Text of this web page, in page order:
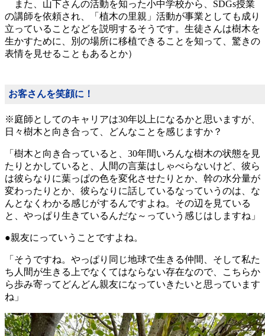
また、山下さんの活動を知った小中学校から、SDGs授業
の講師を依頼され、「植木の里親」活動が事業としても成り
立っていることなどを説明するそうです。生徒さんは樹木を
生かすために、別の場所に移植できることを知って、驚きの
表情を見せることもあるとか）
お客さんを笑顔に！
※庭師としてのキャリアは30年以上になるかと思いますが、
日々樹木と向き合って、どんなことを感じますか？
「樹木と向き合っていると、30年間いろんな樹木の状態を見
たりとかしていると、人間の言葉はしゃべらないけど、彼ら
は彼らなりに葉っぱの色を変化させたりとか、幹の水分量が
変わったりとか、彼らなりに話しているなっていうのは、な
んとなくわかる感じがするんですよね。その辺を見ている
と、やっぱり生きているんだな～っていう感じはしますね」
●親友にっていうことですよね。
「そうですね。やっぱり同じ地球で生きる仲間、そして私た
ち人間が生きる上でなくてはならない存在なので、こちらか
ら歩み寄ってどんどん親友になっていきたいと思っています
ね」